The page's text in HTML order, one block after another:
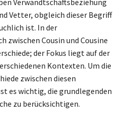
Vetter, obgleich dieser Begriff
ist. In der
zwischen Cousin und Cousine
der Fokus liegt auf der
Kontexten. Um die
zwischen diesen
es wichtig, die grundlegenden
zu berücksichtigen.